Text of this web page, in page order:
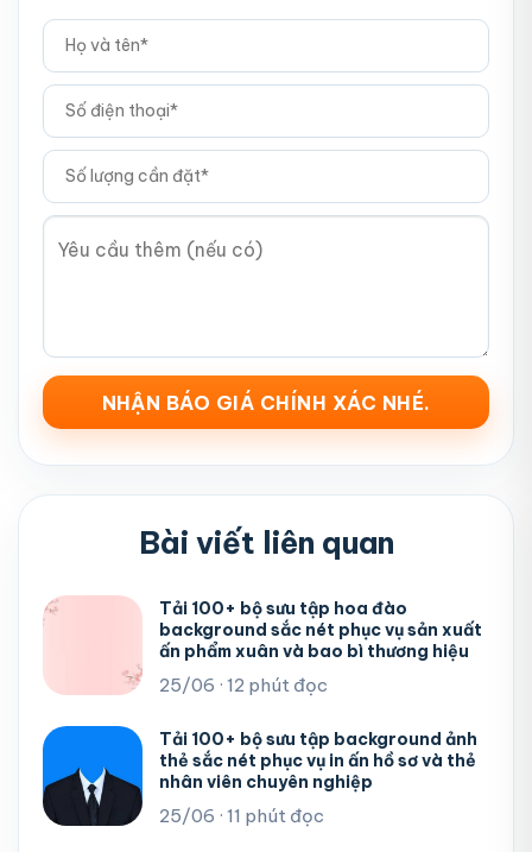
Bài viết liên quan
Tải 100+ bộ sưu tập hoa đào
background sắc nét phục vụ sản xuất
ấn phẩm xuân và bao bì thương hiệu
25/06 · 12 phút đọc
Tải 100+ bộ sưu tập background ảnh
thẻ sắc nét phục vụ in ấn hồ sơ và thẻ
nhân viên chuyên nghiệp
25/06 · 11 phút đọc